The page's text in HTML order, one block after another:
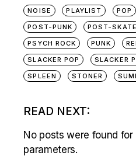
NOISE PLAYLIST POP
POST-PUNK
POST-SKATE
PSYCH ROCK
PUNK
SLACKER POP
SLACKER
SPLEEN
STONER
READ NEXT:
No posts were found
parameters.